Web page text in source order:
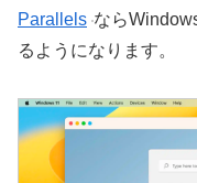
Parallels なら
るようになります。